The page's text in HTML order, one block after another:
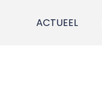
ACTUEEL